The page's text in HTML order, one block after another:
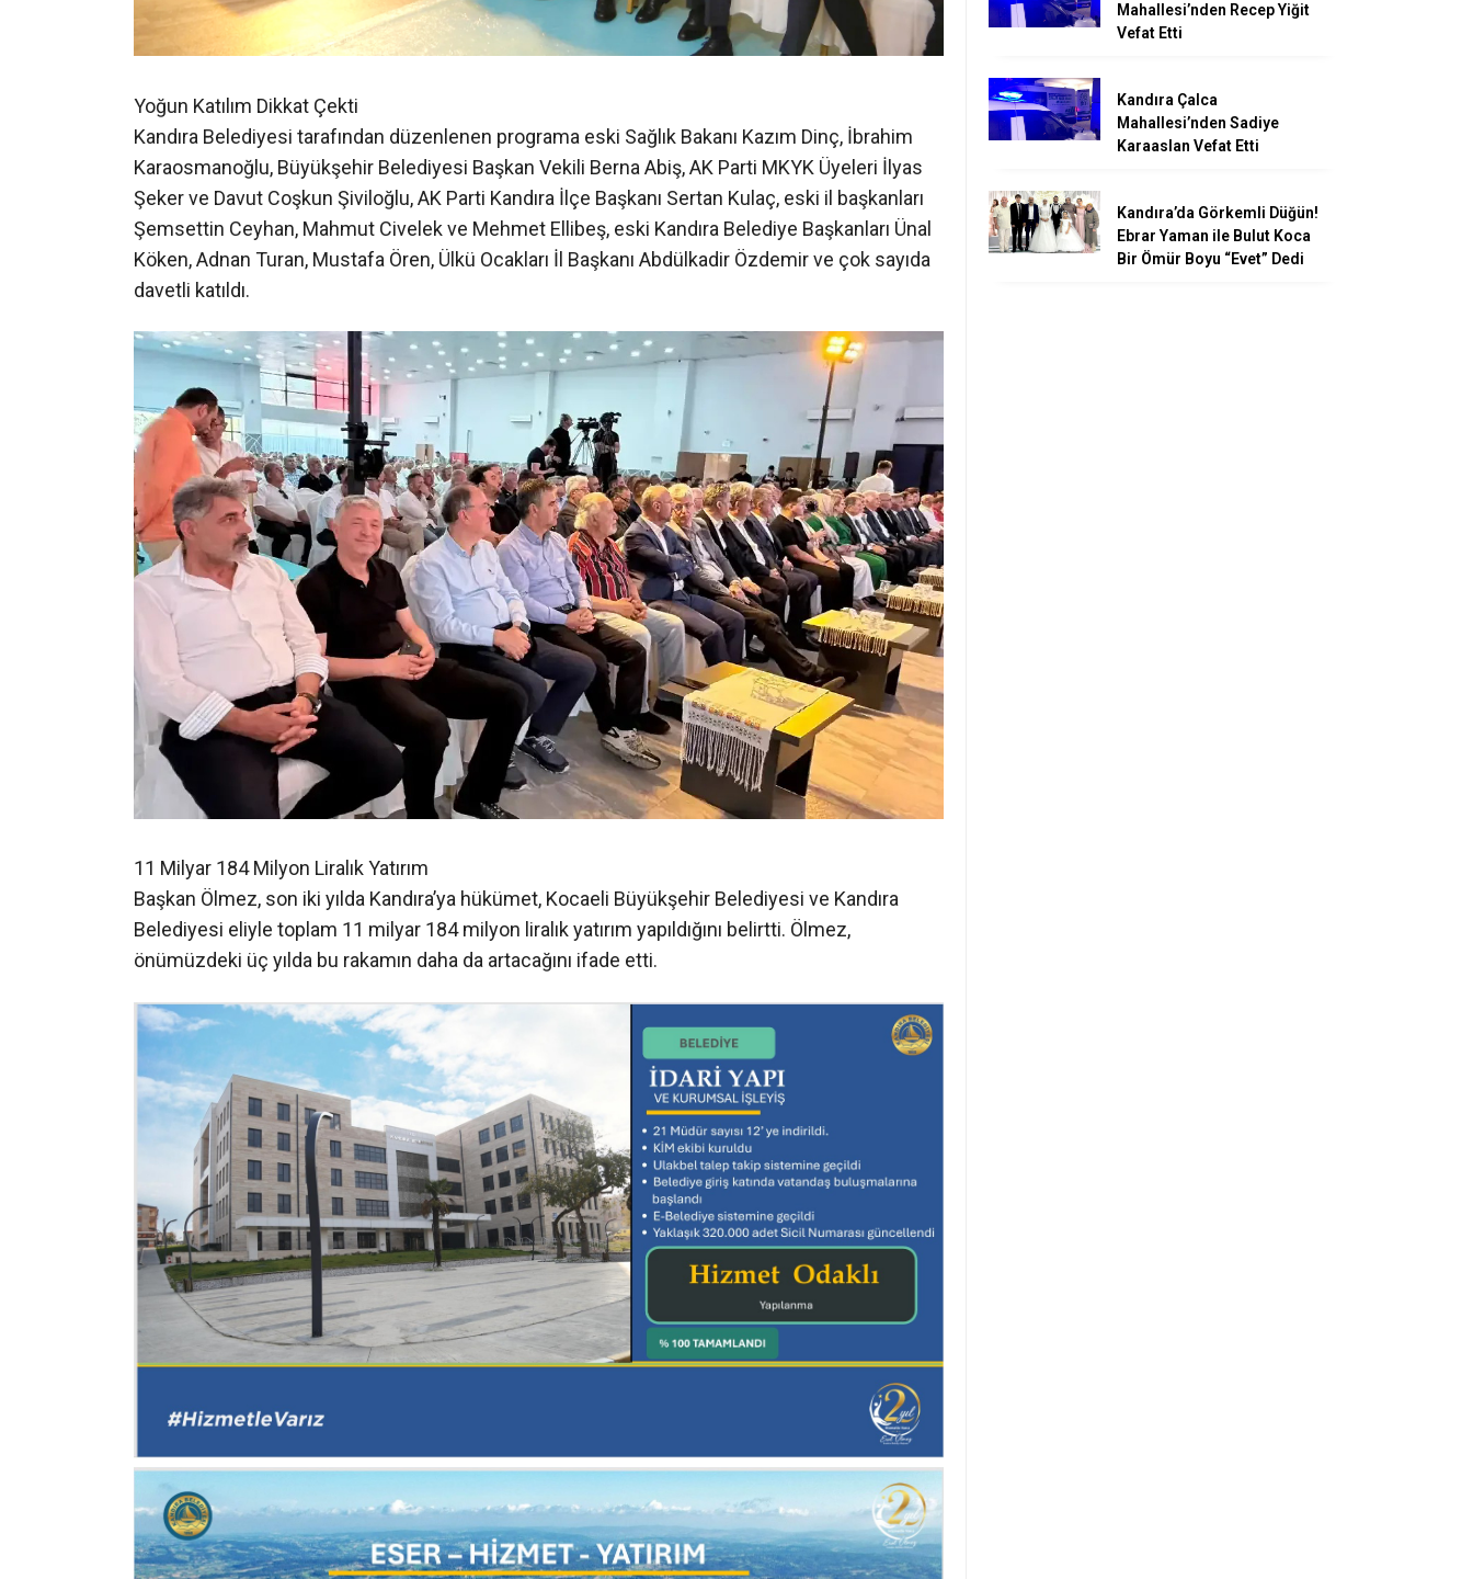
Yoğun Katılım Dikkat Çekti
Kandıra Belediyesi tarafından düzenlenen programa eski Sağlık Bakanı Kazım Dinç, İbrahim
Karaosmanoğlu, Büyükşehir Belediyesi Başkan Vekili Berna Abiş, AK Parti MKYK Üyeleri İlyas
Şeker ve Davut Coşkun Şiviloğlu, AK Parti Kandıra İlçe Başkanı Sertan Kulaç, eski il başkanları
Şemsettin Ceyhan, Mahmut Civelek ve Mehmet Ellibeş, eski Kandıra Belediye Başkanları Ünal
Köken, Adnan Turan, Mustafa Ören, Ülkü Ocakları İl Başkanı Abdülkadir Özdemir ve çok sayıda
davetli katıldı.
11 Milyar 184 Milyon Liralık Yatırım
Başkan Ölmez, son iki yılda Kandıra’ya hükümet, Kocaeli Büyükşehir Belediyesi ve Kandıra
Belediyesi eliyle toplam 11 milyar 184 milyon liralık yatırım yapıldığını belirtti. Ölmez,
önümüzdeki üç yılda bu rakamın daha da artacağını ifade etti.
Mahallesi’nden Recep Yiğit
Vefat Etti
Kandıra Çalca
Mahallesi’nden Sadiye
Karaaslan Vefat Etti
Kandıra’da Görkemli Düğün!
Ebrar Yaman ile Bulut Koca
Bir Ömür Boyu “Evet” Dedi